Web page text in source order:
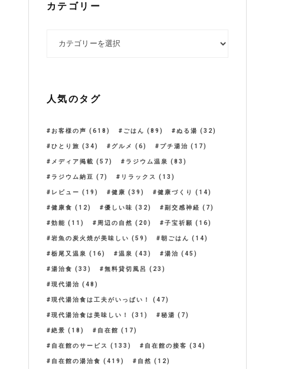
カテゴリー
人気のタグ
お客様の声 (618) ごはん (89) ぬる湯 (32)
ひとり旅 (34) グルメ (6) プチ湯治 (17)
メディア掲載 (57) ラジウム温泉 (83)
ラジウム納豆 (7) リラックス (13)
レビュー (19) 健康 (39) 健康づくり (14)
健康食 (12) 優しい味 (32) 副交感神経 (7)
効能 (11) 周辺の自然 (20) 子宝祈願 (16)
岩魚の炭火焼が美味しい (59) 朝ごはん (14)
栃尾又温泉 (16) 温泉 (43) 湯治 (45)
湯治食 (33) 無料貸切風呂 (23)
現代湯治 (48)
現代湯治食は工夫がいっぱい！ (47)
現代湯治食は美味しい！ (31) 秘湯 (7)
絶景 (18) 自在館 (17)
自在館のサービス (133) 自在館の接客 (34)
自在館の湯治食 (419) 自然 (12)